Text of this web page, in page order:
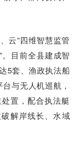
云”四维智慧监管
。目前全县建成智
5套、渔政执法船
与无人机巡航，
置，配合执法艇
解岸线长、水域